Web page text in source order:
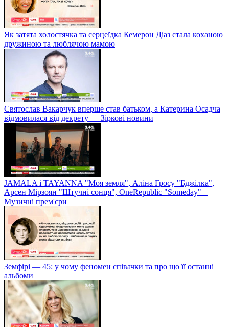
Як затята холостячка та серцеїдка Кемерон Діаз стала коханою
дружиною та люблячою мамою
Святослав Вакарчук вперше став батьком, а Катерина Осадча
відмовилася від декрету — Зіркові новини
JAMALA і TAYANNA "Моя земля", Аліна Гросу "Бджілка",
Арсен Мірзоян "Штучні сонця", OneRepublic "Someday" –
Музичні прем'єри
Земфірі — 45: у чому феномен співачки та про що її останні
альбоми